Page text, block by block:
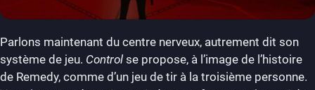
Parlons maintenant du centre nerveux, autrement dit son
système de jeu. Control se propose, à l’image de l’histoire
de Remedy, comme d’un jeu de tir à la troisième personne.